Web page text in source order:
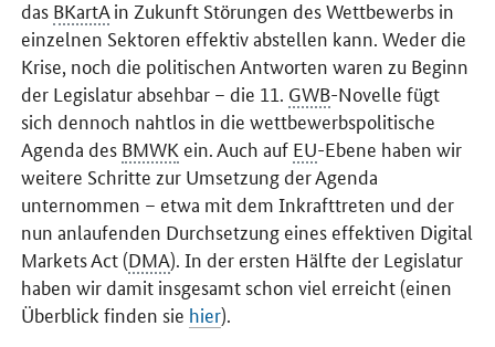
das BKartAin Zukunft Störungen des Wettbewerbs in
einzelnen Sektoren effektiv abstellen kann. Weder die
Krise, noch die politischen Antworten waren zu Beginn
der Legislatur absehbar – die 11. GWB-Novelle fügt
sich dennoch nahtlos in die wettbewerbspolitische
Agenda des BMWK ein. Auch auf EU-Ebene haben wir
weitere Schritte zur Umsetzung der Agenda
unternommen – etwa mit dem Inkrafttreten und der
nun anlaufenden Durchsetzung eines effektiven Digital
Markets Act (DMA). In der ersten Hälfte der Legislatur
haben wir damit insgesamt schon viel erreicht (einen
Überblick finden sie hier).